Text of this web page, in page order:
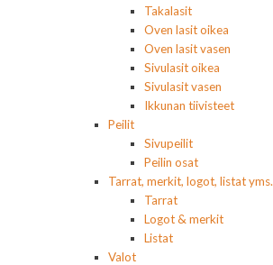
Takalasit
Oven lasit oikea
Oven lasit vasen
Sivulasit oikea
Sivulasit vasen
Ikkunan tiivisteet
Peilit
Sivupeilit
Peilin osat
Tarrat, merkit, logot, listat yms.
Tarrat
Logot & merkit
Listat
Valot